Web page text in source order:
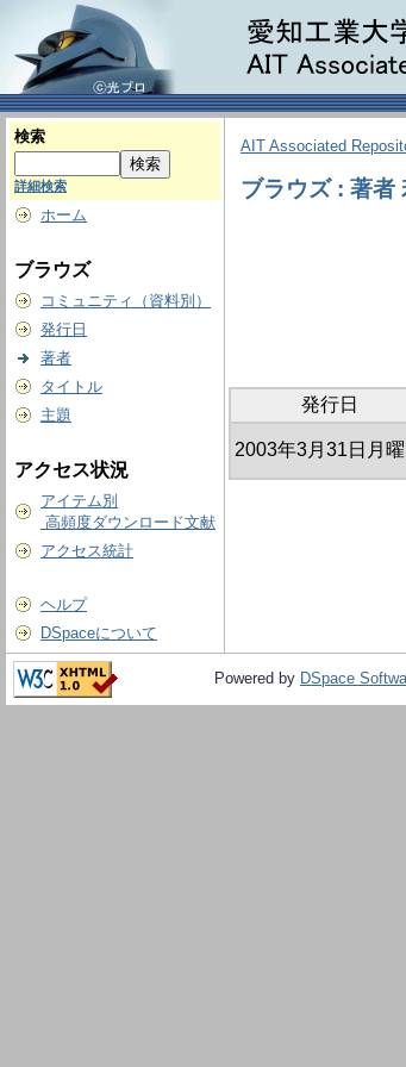
検索
詳細検索
ホーム
ブラウズ
コミュニティ（資料別）
発行日
著者
タイトル
主題
アクセス状況
アイテム別
高頻度ダウンロード文献
アクセス統計
ヘルプ
DSpaceについて
AIT Associated
ブラウズ : 著者
発行日
2003年3月31日月曜
Powered by DSpace